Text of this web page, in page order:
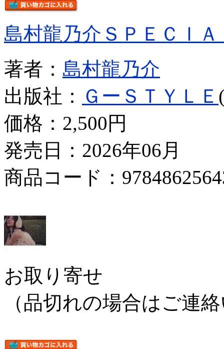
島村龍乃介ＳＰＥＣＩ
著者： 島村龍乃介
出版社： ＧーＳＴＹＬＥ
価格： 2,500円
発売日：2026年06月
商品コード：
お取り寄せ
（品切れの場合はご連